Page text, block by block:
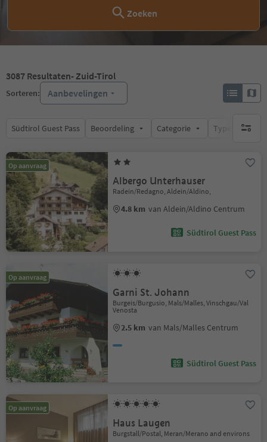
Zoeken
3087 Resultaten- Zuid-Tirol
Sorteren: Aanbevelingen
Südtirol Guest Pass Beoordeling Categorie Type catering
geen
Op aanvraag
Albergo Unterhauser
Radein/Redagno, Aldein/Aldino,
4.8 km van Aldein/Aldino Centrum
Südtirol Guest Pass
Op aanvraag
Garni St. Johann
Burgeis/Burgusio, Mals/Malles, Vinschgau/Val
Venosta
2.5 km van Mals/Malles Centrum
Südtirol Guest Pass
Op aanvraag
Haus Laugen
Burgstall/Postal, Meran/Merano and environs